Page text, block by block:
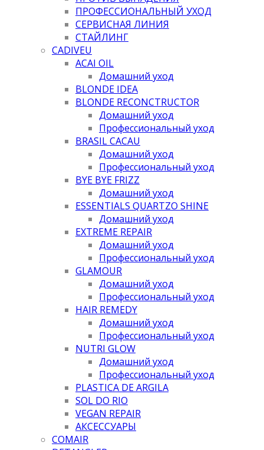
ПРОФЕССИОНАЛЬНЫЙ УХОД
СЕРВИСНАЯ ЛИНИЯ
СТАЙЛИНГ
CADIVEU
ACAI OIL
Домашний уход
BLONDE IDEA
BLONDE RECONCTRUCTOR
Домашний уход
Профессиональный уход
BRASIL CACAU
Домашний уход
Профессиональный уход
BYE BYE FRIZZ
Домашний уход
ESSENTIALS QUARTZO SHINE
Домашний уход
EXTREME REPAIR
Домашний уход
Профессиональный уход
GLAMOUR
Домашний уход
Профессиональный уход
HAIR REMEDY
Домашний уход
Профессиональный уход
NUTRI GLOW
Домашний уход
Профессиональный уход
PLASTICA DE ARGILA
SOL DO RIO
VEGAN REPAIR
АКСЕССУАРЫ
COMAIR